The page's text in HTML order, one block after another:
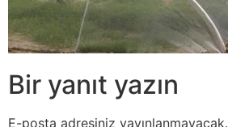
Bir yanıt yazın
E-posta adresiniz yayınlanmayacak.